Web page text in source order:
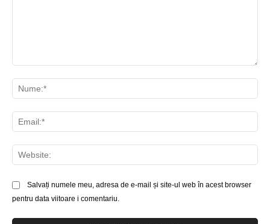
Salvați numele meu, adresa de e-mail și site-ul web în acest browser
pentru data viitoare i comentariu.